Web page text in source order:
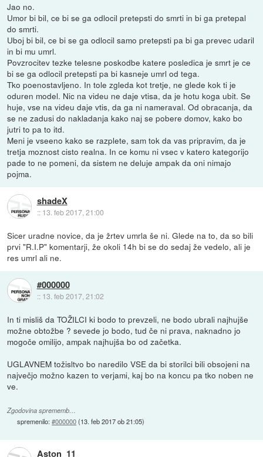
Jao no.
Umor bi bil, ce bi se ga odlocil pretepsti do smrti in bi ga pretepal
do smrti.
Uboj bi bil, ce bi se ga odlocil samo pretepsti pa bi ga prevec udaril
in bi mu umrl.
Povzrocitev tezke telesne poskodbe katere posledica je smrt je ce
bi se ga odlocil pretepsti pa bi kasneje umrl od tega.
Tko poenostavljeno. In tole zgleda kot tretje, ne glede kok ti je
oduren model. Nic na videu ne daje vtisa, da je hotu koga ubit. Se
huje, vse na videu daje vtis, da ga ni nameraval. Od obracanja, da
se ne zadusi do nakladanja kako naj se pobere domov, kako bo
jutri to pa to itd.
Meni je vseeno kako se razplete, sam tok da vas pripravim, da je
tretja moznost cisto realna. In ce komu ni vsec v katero kategorijo
pade to ne pomeni, da sistem ne deluje ampak da oni nimajo
pojma.
shadeX
:: 13. feb 2017, 21:00
Sicer uradne novice, da je žrtev umrla še ni. Glede na to, da so bili
prvi "R.I.P" komentarji, že okoli 14h bi se do sedaj že vedelo, ali je
res umrl ali ne.
#000000
:: 13. feb 2017, 21:02
In ti misliš da TOŽILCI ki bodo to prevzeli, ne bodo ubrali najhujše
možne obtožbe ? sevede jo bodo, tud če ni prava, naknadno jo
mogoče omilijo, ampak najhujša bo od začetka.
UGLAVNEM tožisltvo bo naredilo VSE da bi storilci bili obsojeni na
največjo možno kazen to verjami, kaj bo na koncu pa tko noben ne
ve.
Zgodovina sprememb…
spremenilo:#000000(13. feb 2017 ob 21:05)
Aston_11